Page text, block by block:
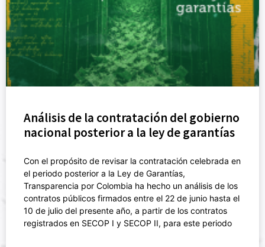
Análisis de la contratación del gobierno
nacional posterior a la ley de garantías
Con el propósito de revisar la contratación celebrada en
el periodo posterior a la Ley de Garantías,
Transparencia por Colombia ha hecho un análisis de los
contratos públicos firmados entre el 22 de junio hasta el
10 de julio del presente año, a partir de los contratos
registrados en SECOP I y SECOP II, para este periodo